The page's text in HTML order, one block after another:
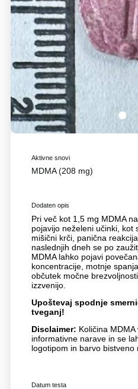
1 2
Aktivne snovi
MDMA (208 mg)
Dodaten opis
Pri več kot 1,5 mg MDMA
pojavijo neželeni učinki, kot
mišični krči, panična
naslednjih dneh se po
MDMA lahko pojavi
koncentracije, motnje
občutek močne
izzvenijo.
Upoštevaj spodnje
tveganj!
Disclaimer: Količina
informativne narave in se
logotipom in barvo bistveno
Datum testa